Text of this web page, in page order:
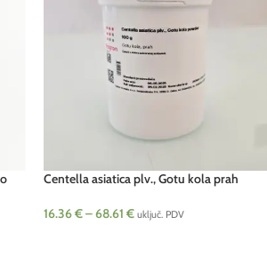
Centella asiatica plv., Gotu kola prah
16.36€–68.61 € uključ. PDV